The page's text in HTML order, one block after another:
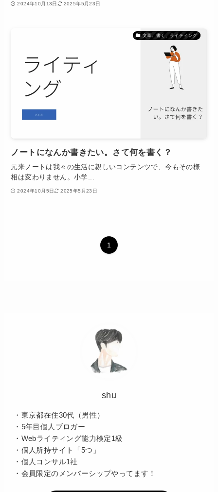
2024年10月13日 2025年5月23日
文章、書く、ライティング
ノートになんか書きたい。さて何を書く？
元来ノートは我々の生活に親しいコンテンツで、今もその様
相は変わりません。小学...
2024年10月5日 2025年5月23日
1
shu
・東京都在住30代（男性）
・5年目個人ブロガー
・Webライティング能力検定1級
・個人所持サイト「5つ」
・個人コンサル1社
・会員限定のメンバーシップやってます！